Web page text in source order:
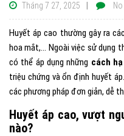
Tháng 7 27, 2025
Huyết áp cao thường gây ra
hoa mắt,… Ngoài việc sử dụng
có thể áp dụng những cách
triệu chứng và ổn định huyết
các phương pháp đơn giản, dễ
Huyết áp cao, vượt
nào?